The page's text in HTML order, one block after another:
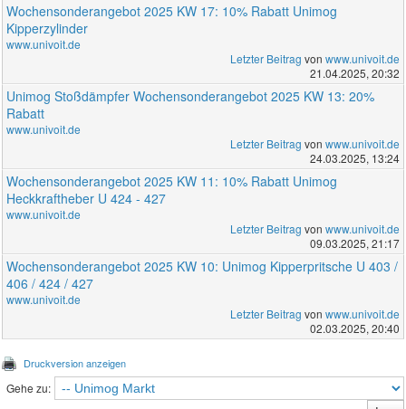
Wochensonderangebot 2025 KW 17: 10% Rabatt Unimog
Kipperzylinder
www.univoit.de
Letzter Beitrag von www.univoit.de
21.04.2025, 20:32
Unimog Stoßdämpfer Wochensonderangebot 2025 KW 13: 20%
Rabatt
www.univoit.de
Letzter Beitrag von www.univoit.de
24.03.2025, 13:24
Wochensonderangebot 2025 KW 11: 10% Rabatt Unimog
Heckkraftheber U 424 - 427
www.univoit.de
Letzter Beitrag von www.univoit.de
09.03.2025, 21:17
Wochensonderangebot 2025 KW 10: Unimog Kipperpritsche U 403 /
406 / 424 / 427
www.univoit.de
Letzter Beitrag von www.univoit.de
02.03.2025, 20:40
Druckversion anzeigen
Gehe zu: